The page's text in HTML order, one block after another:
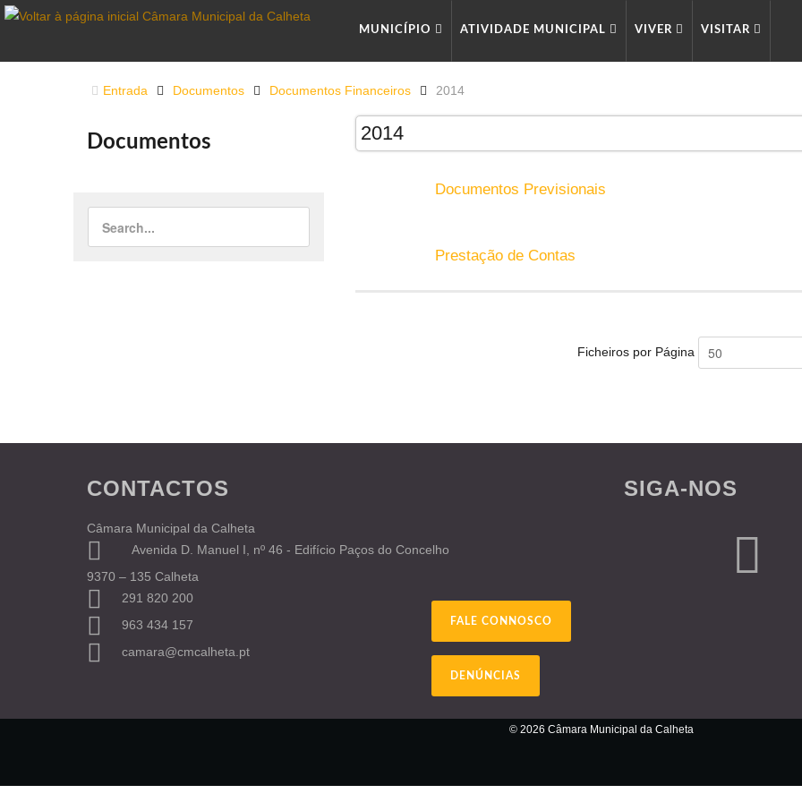
MUNICÍPIO ATIVIDADE MUNICIPAL VIVER VISITAR
Entrada Documentos Documentos Financeiros 2014
2014
Documentos Previsionais
Prestação de Contas
Ficheiros por Página
Documentos
CONTACTOS
Câmara Municipal da Calheta
Avenida D. Manuel I, nº 46 - Edifício Paços do Concelho
9370 – 135 Calheta
291 820 200
963 434 157
camara@cmcalheta.pt
FALE CONNOSCO
DENÚNCIAS
SIGA-NOS
© 2026 Câmara Municipal da Calheta